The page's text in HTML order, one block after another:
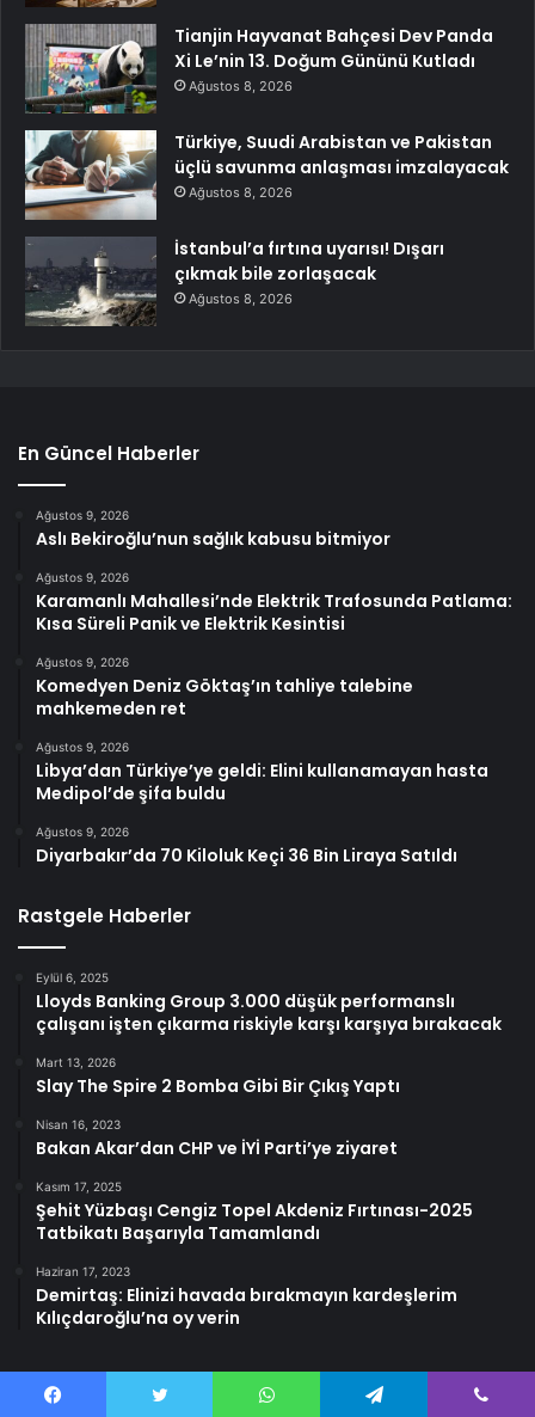
Tianjin Hayvanat Bahçesi Dev Panda
Xi Le’nin 13. Doğum Gününü Kutladı
Ağustos 8, 2026
Türkiye, Suudi Arabistan ve Pakistan
üçlü savunma anlaşması imzalayacak
Ağustos 8, 2026
İstanbul’a fırtına uyarısı! Dışarı
çıkmak bile zorlaşacak
Ağustos 8, 2026
En Güncel Haberler
Ağustos 9, 2026
Aslı Bekiroğlu’nun sağlık kabusu bitmiyor
Ağustos 9, 2026
Karamanlı Mahallesi’nde Elektrik Trafosunda Patlama:
Kısa Süreli Panik ve Elektrik Kesintisi
Ağustos 9, 2026
Komedyen Deniz Göktaş’ın tahliye talebine
mahkemeden ret
Ağustos 9, 2026
Libya’dan Türkiye’ye geldi: Elini kullanamayan hasta
Medipol’de şifa buldu
Ağustos 9, 2026
Diyarbakır’da 70 Kiloluk Keçi 36 Bin Liraya Satıldı
Rastgele Haberler
Eylül 6, 2025
Lloyds Banking Group 3.000 düşük performanslı
çalışanı işten çıkarma riskiyle karşı karşıya bırakacak
Mart 13, 2026
Slay The Spire 2 Bomba Gibi Bir Çıkış Yaptı
Nisan 16, 2023
Bakan Akar’dan CHP ve İYİ Parti’ye ziyaret
Kasım 17, 2025
Şehit Yüzbaşı Cengiz Topel Akdeniz Fırtınası-2025
Tatbikatı Başarıyla Tamamlandı
Haziran 17, 2023
Demirtaş: Elinizi havada bırakmayın kardeşlerim
Kılıçdaroğlu’na oy verin